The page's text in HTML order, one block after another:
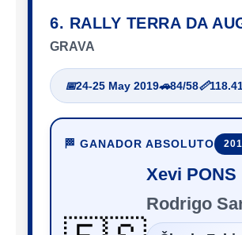
6. RALLY TERRA DA
GRAVA
📅24-25 May 2019🚗84/58📏
🏁 GANADOR ABSOLUTO
Xevi PONS
Rodrigo